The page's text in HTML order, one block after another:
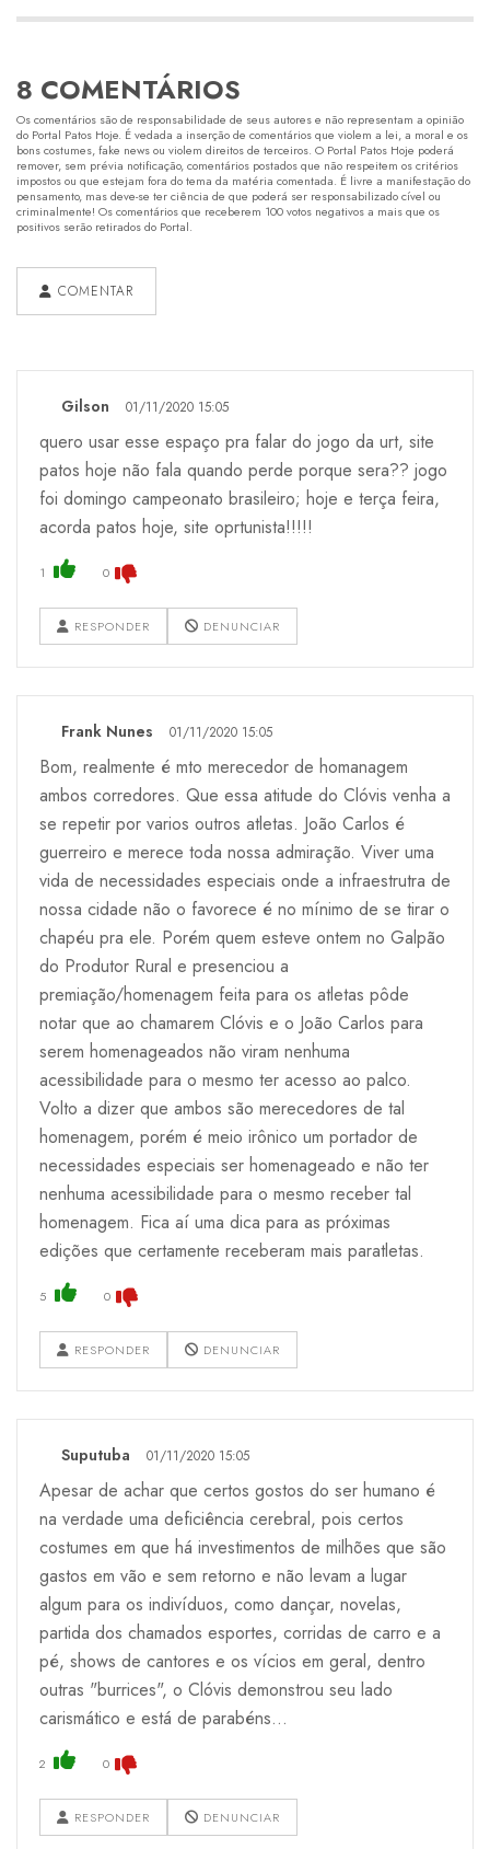
8 COMENTÁRIOS
Os comentários são de responsabilidade de seus autores e não representam a opinião
do Portal Patos Hoje. É vedada a inserção de comentários que violem a lei, a moral e os
bons costumes, fake news ou violem direitos de terceiros. O Portal Patos Hoje poderá
remover, sem prévia notificação, comentários postados que não respeitem os critérios
impostos ou que estejam fora do tema da matéria comentada. É livre a manifestação do
pensamento, mas deve-se ter ciência de que poderá ser responsabilizado cível ou
criminalmente! Os comentários que receberem 100 votos negativos a mais que os
positivos serão retirados do Portal.
COMENTAR
Gilson 01/11/2020 15:05
quero usar esse espaço pra falar do jogo da urt, site
patos hoje não fala quando perde porque sera?? jogo
foi domingo campeonato brasileiro; hoje e terça feira,
acorda patos hoje, site oprtunista!!!!!
1 0
RESPONDER DENUNCIAR
Frank Nunes 01/11/2020 15:05
Bom, realmente é mto merecedor de homanagem
ambos corredores. Que essa atitude do Clóvis venha a
se repetir por varios outros atletas. João Carlos é
guerreiro e merece toda nossa admiração. Viver uma
vida de necessidades especiais onde a infraestrutra de
nossa cidade não o favorece é no mínimo de se tirar o
chapéu pra ele. Porém quem esteve ontem no Galpão
do Produtor Rural e presenciou a
premiação/homenagem feita para os atletas pôde
notar que ao chamarem Clóvis e o João Carlos para
serem homenageados não viram nenhuma
acessibilidade para o mesmo ter acesso ao palco.
Volto a dizer que ambos são merecedores de tal
homenagem, porém é meio irônico um portador de
necessidades especiais ser homenageado e não ter
nenhuma acessibilidade para o mesmo receber tal
homenagem. Fica aí uma dica para as próximas
edições que certamente receberam mais paratletas.
5 0
RESPONDER DENUNCIAR
Suputuba 01/11/2020 15:05
Apesar de achar que certos gostos do ser humano é
na verdade uma deficiência cerebral, pois certos
costumes em que há investimentos de milhões que são
gastos em vão e sem retorno e não levam a lugar
algum para os indivíduos, como dançar, novelas,
partida dos chamados esportes, corridas de carro e a
pé, shows de cantores e os vícios em geral, dentro
outras "burrices", o Clóvis demonstrou seu lado
carismático e está de parabéns...
2 0
RESPONDER DENUNCIAR